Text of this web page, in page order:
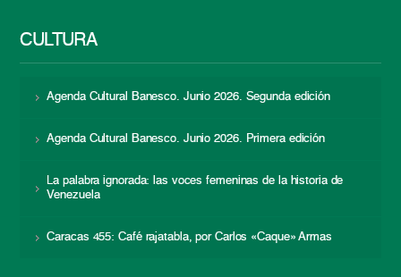
CULTURA
Agenda Cultural Banesco. Junio 2026. Segunda edición
Agenda Cultural Banesco. Junio 2026. Primera edición
La palabra ignorada: las voces femeninas de la historia de
Venezuela
Caracas 455: Café rajatabla, por Carlos «Caque» Armas